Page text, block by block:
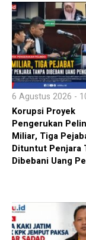
6 Agustus 2026 -
Korupsi Proyek
Pengerukan
Miliar, Tiga
Dituntut Penjara
Dibebani Uang